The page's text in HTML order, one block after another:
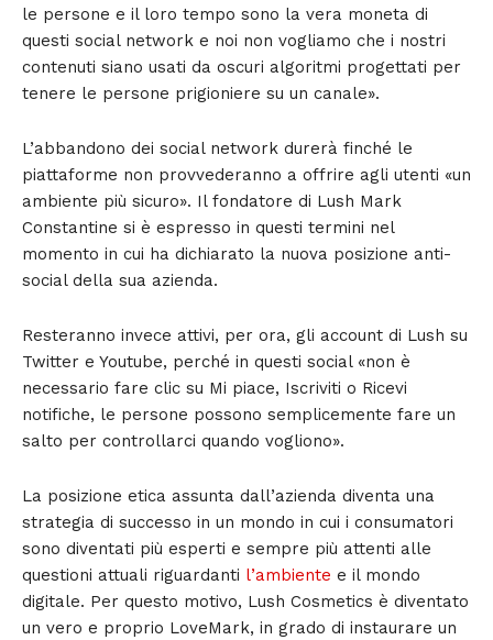
le persone e il loro tempo sono la vera moneta di
questi social network e noi non vogliamo che i nostri
contenuti siano usati da oscuri algoritmi progettati per
tenere le persone prigioniere su un canale».
L’abbandono dei social network durerà finché le
piattaforme non provvederanno a offrire agli utenti «un
ambiente più sicuro». Il fondatore di Lush Mark
Constantine si è espresso in questi termini nel
momento in cui ha dichiarato la nuova posizione anti-
social della sua azienda.
Resteranno invece attivi, per ora, gli account di Lush su
Twitter e Youtube, perché in questi social «non è
necessario fare clic su Mi piace, Iscriviti o Ricevi
notifiche, le persone possono semplicemente fare un
salto per controllarci quando vogliono».
La posizione etica assunta dall’azienda diventa una
strategia di successo in un mondo in cui i consumatori
sono diventati più esperti e sempre più attenti alle
questioni attuali riguardanti l’ambiente e il mondo
digitale. Per questo motivo, Lush Cosmetics è diventato
un vero e proprio LoveMark, in grado di instaurare un